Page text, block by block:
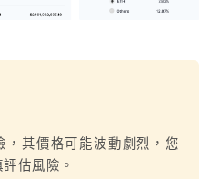
，其價格可能波動劇烈，您
估風險。